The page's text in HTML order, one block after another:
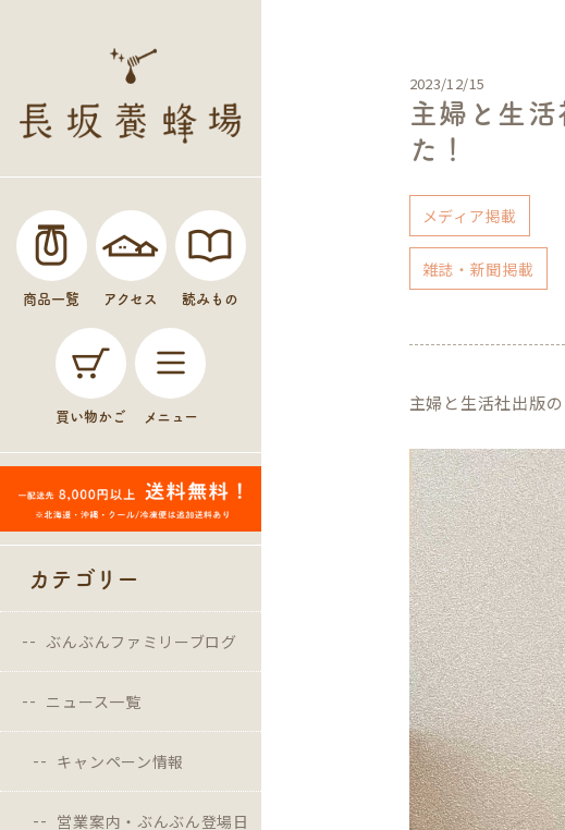
商品一覧 アクセス 読みもの
買い物かご メニュー
カテゴリー
ぶんぶんファミリーブログ
ニュース一覧
キャンペーン情報
営業案内・ぶんぶん登場日
2023/12/15
主婦と生
た！
メディア掲載
雑誌・新聞掲載
主婦と生活社出版